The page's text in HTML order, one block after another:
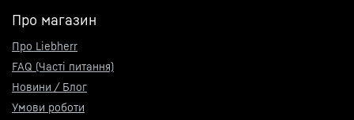
Про магазин
Про Liebherr
FAQ (Часті питання)
Новини / Блог
Умови роботи